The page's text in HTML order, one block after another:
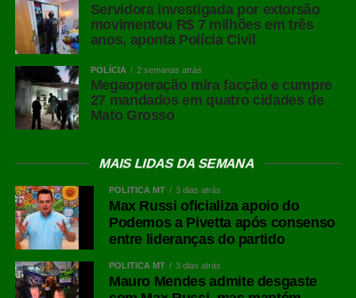
Servidora investigada por extorsão
movimentou R$ 7 milhões em três
anos, aponta Polícia Civil
POLÍCIA 2 semanas atrás
Megaoperação mira facção e cumpre
27 mandados em quatro cidades de
Mato Grosso
MAIS LIDAS DA SEMANA
POLÍTICA MT 3 dias atrás
Max Russi oficializa apoio do
Podemos a Pivetta após consenso
entre lideranças do partido
POLÍTICA MT 3 dias atrás
Mauro Mendes admite desgaste